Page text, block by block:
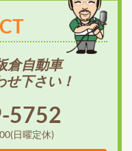
倉自動車
せ下さい！
5752
日曜定休)